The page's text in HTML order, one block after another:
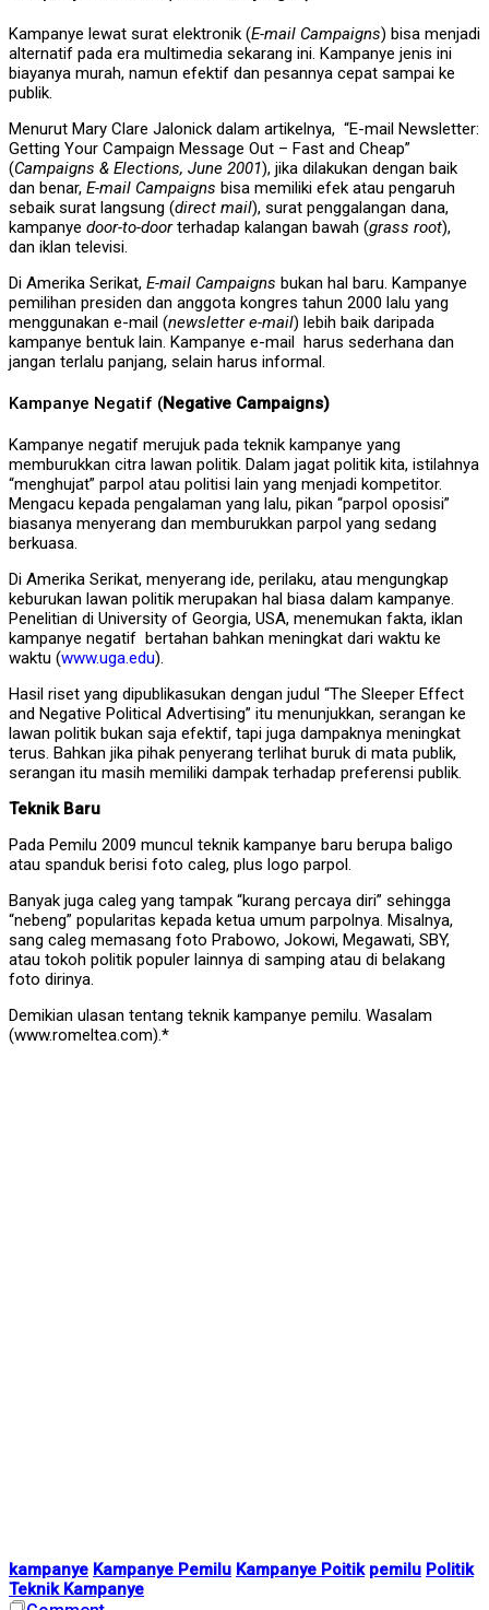
Kampanye lewat surat elektronik (E-mail Campaigns) bisa menjadi
alternatif pada era multimedia sekarang ini. Kampanye jenis ini
biayanya murah, namun efektif dan pesannya cepat sampai ke
publik.
Menurut Mary Clare Jalonick dalam artikelnya, “E-mail Newsletter:
Getting Your Campaign Message Out – Fast and Cheap”
(Campaigns & Elections, June 2001), jika dilakukan dengan baik
dan benar, E-mail Campaigns bisa memiliki efek atau pengaruh
sebaik surat langsung (direct mail), surat penggalangan dana,
kampanye door-to-doorterhadap kalangan bawah (grass root),
dan iklan televisi.
Di Amerika Serikat, E-mail Campaigns bukan hal baru. Kampanye
pemilihan presiden dan anggota kongres tahun 2000 lalu yang
menggunakan e-mail (newsletter e-mail) lebih baik daripada
kampanye bentuk lain. Kampanye e-mail harus sederhana dan
jangan terlalu panjang, selain harus informal.
Kampanye Negatif (Negative Campaigns)
Kampanye negatif merujuk pada teknik kampanye yang
memburukkan citra lawan politik. Dalam jagat politik kita, istilahnya
“menghujat” parpol atau politisi lain yang menjadi kompetitor.
Mengacu kepada pengalaman yang lalu, pikan “parpol oposisi”
biasanya menyerang dan memburukkan parpol yang sedang
berkuasa.
Di Amerika Serikat, menyerang ide, perilaku, atau mengungkap
keburukan lawan politik merupakan hal biasa dalam kampanye.
Penelitian di University of Georgia, USA, menemukan fakta, iklan
kampanye negatif bertahan bahkan meningkat dari waktu ke
waktu (www.uga.edu).
Hasil riset yang dipublikasukan dengan judul “The Sleeper Effect
and Negative Political Advertising” itu menunjukkan, serangan ke
lawan politik bukan saja efektif, tapi juga dampaknya meningkat
terus. Bahkan jika pihak penyerang terlihat buruk di mata publik,
serangan itu masih memiliki dampak terhadap preferensi publik.
Teknik Baru
Pada Pemilu 2009 muncul teknik kampanye baru berupa baligo
atau spanduk berisi foto caleg, plus logo parpol.
Banyak juga caleg yang tampak “kurang percaya diri” sehingga
“nebeng” popularitas kepada ketua umum parpolnya. Misalnya,
sang caleg memasang foto Prabowo, Jokowi, Megawati, SBY,
atau tokoh politik populer lainnya di samping atau di belakang
foto dirinya.
Demikian ulasan tentang teknik kampanye pemilu. Wasalam
(www.romeltea.com).*
kampanye Kampanye Pemilu Kampanye Poitik pemilu Politik
Teknik Kampanye